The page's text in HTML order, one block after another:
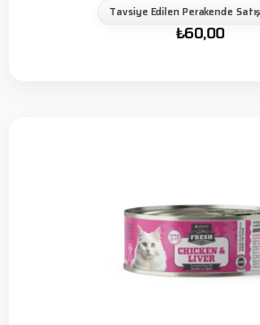
Tavsiye Edilen Perakende
₺60,00